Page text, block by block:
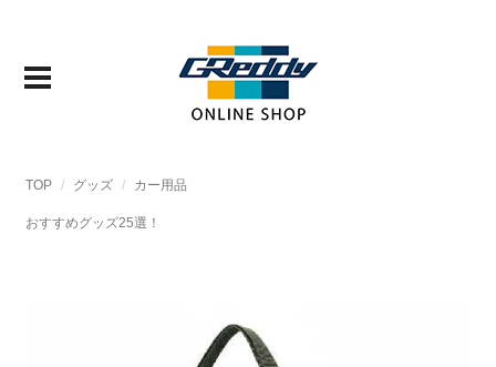
TOP グッズ カー用品
おすすめグッズ25選！